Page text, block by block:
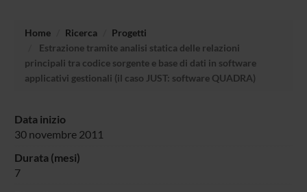
Home Ricerca
Progetti
Estrazione tramite analisi statica delle relazioni
principali tra codice sorgente e base di dati in software
applicativi gestionali (il caso JUST: software QUADRA)
Data inizio
30 novembre 2011
Durata (mesi)
7